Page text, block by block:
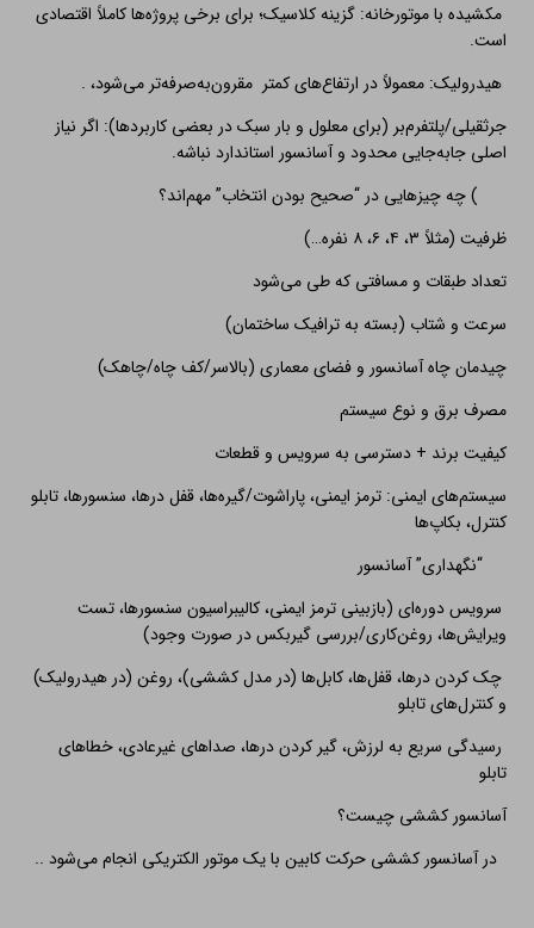
مکشید‌ه با موتورخانه: گزینه کلاسیک؛ برای برخی پروژه‌ها کاملاً اقتصادی
است.
هیدرولیک: معمولاً در ارتفاع‌های کمتر مقرون‌به‌صرفه‌تر می‌شود، .
جرثقیلی/پلتفرم‌بر (برای معلول و بار سبک در بعضی کاربردها): اگر نیاز
اصلی جابه‌جایی محدود و آسانسور استاندارد نباشه.
) چه چیزهایی در “صحیح بودن انتخاب” مهم‌اند؟
ظرفیت (مثلاً ۳، ۴، ۶، ۸ نفره…)
تعداد طبقات و مسافتی که طی می‌شود
سرعت و شتاب (بسته به ترافیک ساختمان)
چیدمان چاه آسانسور و فضای معماری (بالاسر/کف چاه/چاهک)
مصرف برق و نوع سیستم
کیفیت برند + دسترسی به سرویس و قطعات
سیستم‌های ایمنی: ترمز ایمنی، پاراشوت/گیره‌ها، قفل درها، سنسورها، تابلو
کنترل، بکاپ‌ها
“نگهداری” آسانسور
سرویس دوره‌ای (بازبینی ترمز ایمنی، کالیبراسیون سنسورها، تست
ویرایش‌ها، روغن‌کاری/بررسی گیربکس در صورت وجود)
چک کردن درها، قفل‌ها، کابل‌ها (در مدل کششی)، روغن (در هیدرولیک)
و کنترل‌های تابلو
رسیدگی سریع به لرزش، گیر کردن درها، صداهای غیرعادی، خطاهای
تابلو
آسانسور کششی چیست؟
در آسانسور کششی حرکت کابین با یک موتور الکتریکی انجام می‌شود ..